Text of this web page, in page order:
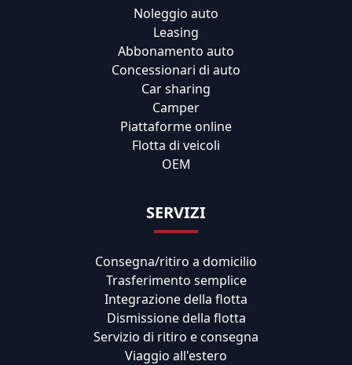
Noleggio auto
Leasing
Abbonamento auto
Concessionari di auto
Car sharing
Camper
Piattaforme online
Flotta di veicoli
OEM
SERVIZI
Consegna/ritiro a domicilio
Trasferimento semplice
Integrazione della flotta
Dismissione della flotta
Servizio di ritiro e consegna
Viaggio all'estero